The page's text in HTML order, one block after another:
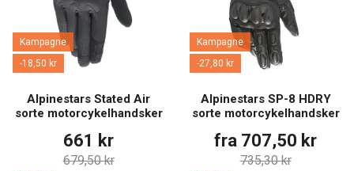
Kampagne
-18,50 kr
Alpinestars Stated Air
sorte motorcykelhandsker
661 kr
679,50 kr
Kampagne
-27,80 kr
Alpinestars SP-8 HDRY
sorte motorcykelhandsker
fra 707,50 kr
735,30 kr